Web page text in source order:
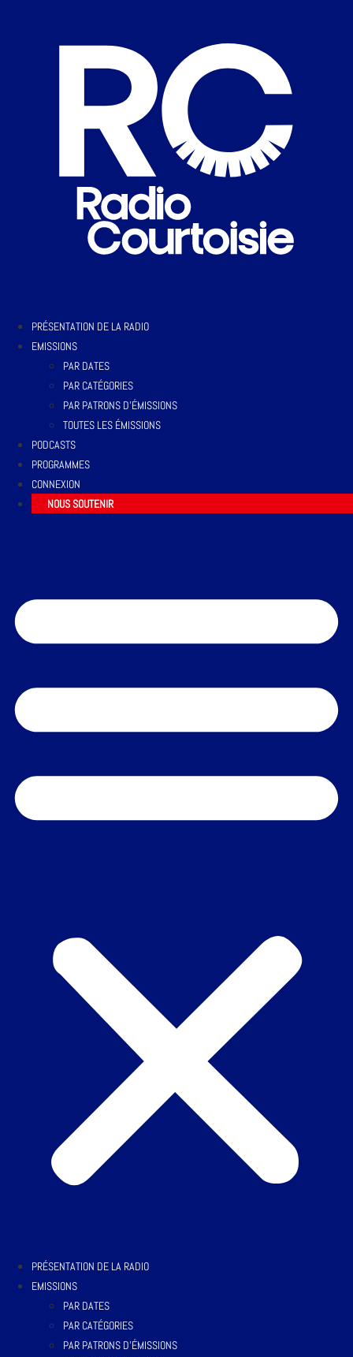
PRÉSENTATION DE LA RADIO
EMISSIONS
PAR DATES
PAR CATÉGORIES
PAR PATRONS D’ÉMISSIONS
TOUTES LES ÉMISSIONS
PODCASTS
PROGRAMMES
CONNEXION
NOUS SOUTENIR
PRÉSENTATION DE LA RADIO
EMISSIONS
PAR DATES
PAR CATÉGORIES
PAR PATRONS D’ÉMISSIONS